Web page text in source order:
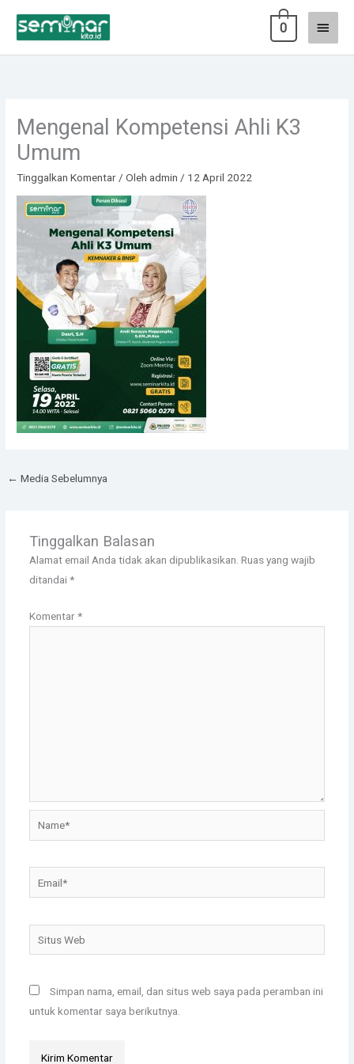
Menu
0
Mengenal Kompetensi Ahli K3
Umum
Tinggalkan Komentar / Oleh admin / 12 April 2022
← Media Sebelumnya
Tinggalkan Balasan
Alamat email Anda tidak akan dipublikasikan. Ruas yang wajib
ditandai*
Komentar*
Web
Simpan nama, email, dan situs web saya pada peramban ini
untuk komentar saya berikutnya.